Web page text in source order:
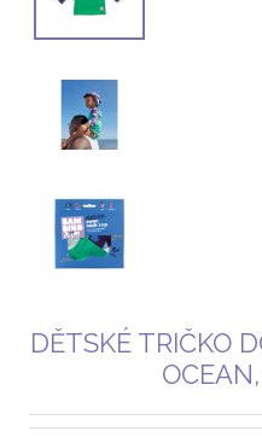
DĚTSKÉ TRIČKO